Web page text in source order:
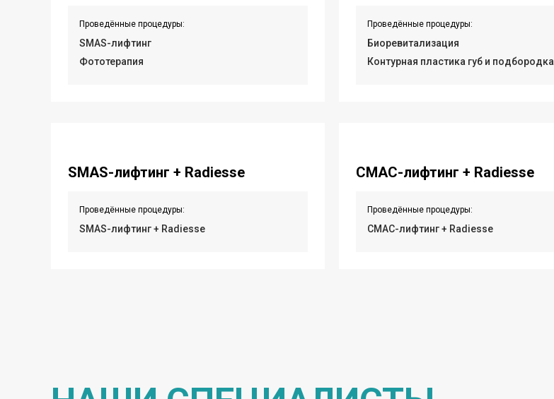
Проведённые процедуры:
SMAS-лифтинг
Фототерапия
Проведённые процедуры:
Биоревитализация
Контурная пластика губ и подбородка
SMAS-лифтинг + Radiesse
Проведённые процедуры:
SMAS-лифтинг + Radiesse
СМАС-лифтинг + Radiesse
Проведённые процедуры:
СМАС-лифтинг + Radiesse